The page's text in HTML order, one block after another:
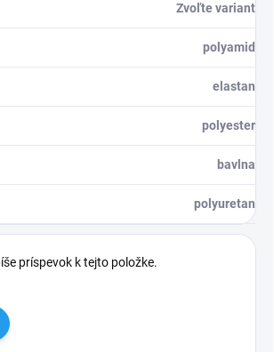
Zvoľte variant
polyamid
elastan
polyester
bavlna
polyuretan
príspevok k tejto položke.